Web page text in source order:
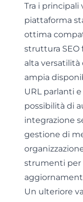
Tra i
piattaforma
ottima
struttura SEO
alta versatilità
ampia
URL parlanti
possibilità di
integrazione
gestione di
strumenti per
Un ulteriore